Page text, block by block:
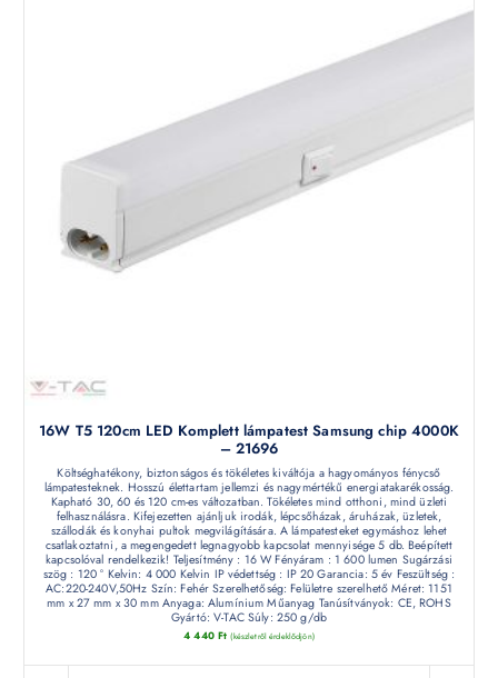
16W T5 120cm LED Komplett lámpatest Samsung chip 4000K
– 21696
Költséghatékony, biztonságos és tökéletes kiváltója a hagyományos fénycső
lámpatesteknek. Hosszú élettartam jellemzi és nagymértékű energiatakarékosság.
Kapható 30, 60 és 120 cm-es változatban. Tökéletes mind otthoni, mind üzleti
felhasználásra. Kifejezetten ajánljuk irodák, lépcsőházak, áruházak, üzletek,
szállodák és konyhai pultok megvilágítására. A lámpatesteket egymáshoz lehet
csatlakoztatni, a megengedett legnagyobb kapcsolat mennyisége 5 db. Beépített
kapcsolóval rendelkezik! Teljesítmény : 16 W Fényáram : 1 600 lumen Sugárzási
szög : 120 ° Kelvin: 4 000 Kelvin IP védettség : IP 20 Garancia: 5 év Feszültség :
AC:220-240V,50Hz Szín: Fehér Szerelhetőség: Felületre szerelhető Méret: 1151
mm x 27 mm x 30 mm Anyaga: Alumínium Műanyag Tanúsítványok: CE, ROHS
Gyártó: V-TAC Súly: 250 g/db
4 440 Ft (készletről érdeklődjön)